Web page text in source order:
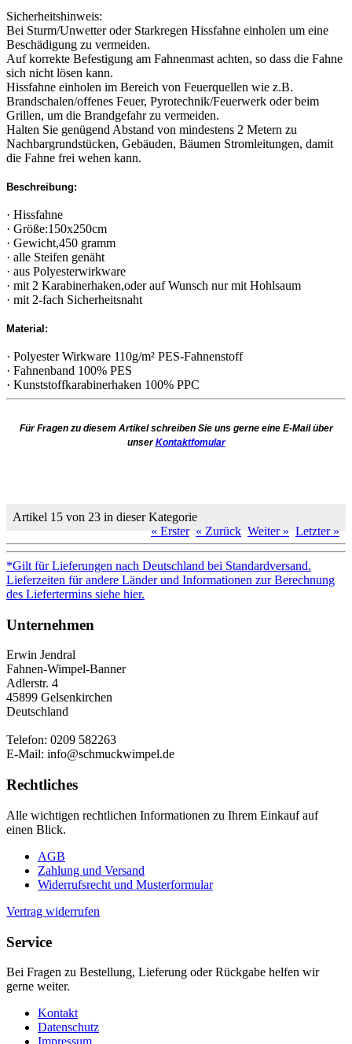
Sicherheitshinweis:
Bei Sturm/Unwetter oder Starkregen Hissfahne einholen um eine
Beschädigung zu vermeiden.
Auf korrekte Befestigung am Fahnenmast achten, so dass die Fahne
sich nicht lösen kann.
Hissfahne einholen im Bereich von Feuerquellen wie z.B.
Brandschalen/offenes Feuer, Pyrotechnik/Feuerwerk oder beim
Grillen, um die Brandgefahr zu vermeiden.
Halten Sie genügend Abstand von mindestens 2 Metern zu
Nachbargrundstücken, Gebäuden, Bäumen Stromleitungen, damit
die Fahne frei wehen kann.
Beschreibung:
· Hissfahne
· Größe:150x250cm
· Gewicht,450 gramm
· alle Steifen genäht
· aus Polyesterwirkware
· mit 2 Karabinerhaken,oder auf Wunsch nur mit Hohlsaum
· mit 2-fach Sicherheitsnaht
Material:
· Polyester Wirkware 110g/m² PES-Fahnenstoff
· Fahnenband 100% PES
· Kunststoffkarabinerhaken 100% PPC
Für Fragen zu diesem Artikel schreiben Sie uns gerne eine E-Mail über
unserKontaktfomular
Artikel 15 von 23 in dieser Kategorie
« Erster « Zurück Weiter » Letzter »
*Gilt für Lieferungen nach Deutschland bei Standardversand.
Lieferzeiten für andere Länder und Informationen zur Berechnung
des Liefertermins siehe hier.
Unternehmen
Erwin Jendral
Fahnen-Wimpel-Banner
Adlerstr. 4
45899 Gelsenkirchen
Deutschland
Telefon: 0209 582263
E-Mail: info@schmuckwimpel.de
Rechtliches
Alle wichtigen rechtlichen Informationen zu Ihrem Einkauf auf
einen Blick.
AGB
Zahlung und Versand
Widerrufsrecht und Musterformular
Vertrag widerrufen
Service
Bei Fragen zu Bestellung, Lieferung oder Rückgabe helfen wir
gerne weiter.
Kontakt
Datenschutz